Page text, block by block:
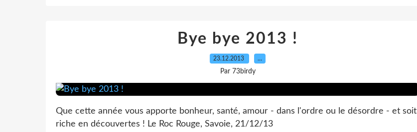
Bye bye 2013 !
23.12.2013 …
Par 73birdy
Que cette année vous apporte bonheur, santé, amour - dans l'ordre ou le désordre - et soit
riche en découvertes ! Le Roc Rouge, Savoie, 21/12/13